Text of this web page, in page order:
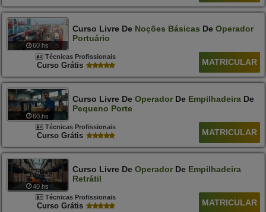
60 hs
Curso Livre De Noções Básicas De Operador
Portuário
Técnicas Profissionais
Curso Grátis MATRICULAR
60 hs
Curso Livre De OperadorDe EmpilhadeiraDe
Pequeno Porte
Técnicas Profissionais
Curso Grátis MATRICULAR
40 hs
Curso Livre De OperadorDe Empilhadeira
Retrátil
Técnicas Profissionais
Curso Grátis MATRICULAR